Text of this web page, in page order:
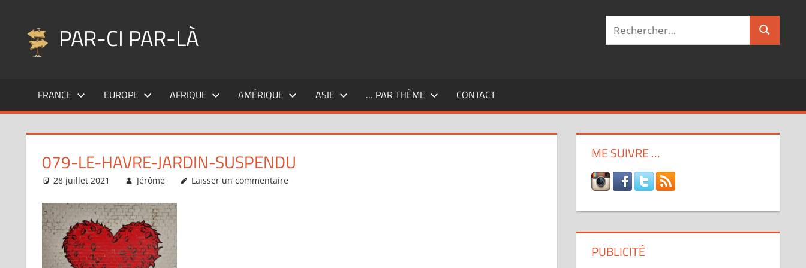
contenu
PAR-CI PAR-LÀ
fil
pérégrinations
Recherche
FRANCE EUROPE AFRIQUE AMÉRIQUE ASIE … PAR THÈME CONTACT
079-LE-HAVRE-JARDIN-SUSPENDU
28 juillet 2021 Jérôme Laisser un commentaire
ME SUIVRE …
PUBLICITÉ